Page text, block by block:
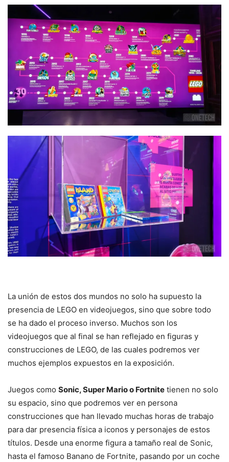
La unión de estos dos mundos no solo ha supuesto la
presencia de LEGO en videojuegos, sino que sobre todo
se ha dado el proceso inverso. Muchos son los
videojuegos que al final se han reflejado en figuras y
construcciones de LEGO, de las cuales podremos ver
muchos ejemplos expuestos en la exposición.
Juegos como Sonic, Super Mario o Fortnite tienen no solo
su espacio, sino que podremos ver en persona
construcciones que han llevado muchas horas de trabajo
para dar presencia física a iconos y personajes de estos
títulos. Desde una enorme figura a tamaño real de Sonic,
hasta el famoso Banano de Fortnite, pasando por un coche